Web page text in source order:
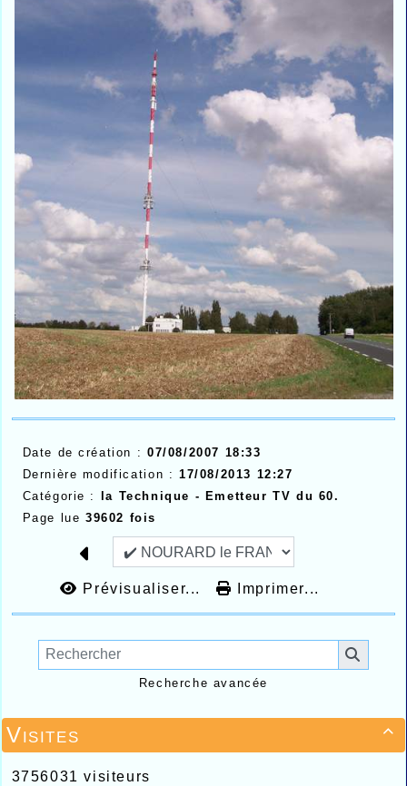

Visites
3756031 visiteurs
Date de création : 07/08/2007 18:33
Dernière modification : 17/08/2013 12:27
Catégorie :
la Technique - Emetteur TV du 60.
Page lue 39602 fois
Prévisualiser... Imprimer...
Recherche avancée